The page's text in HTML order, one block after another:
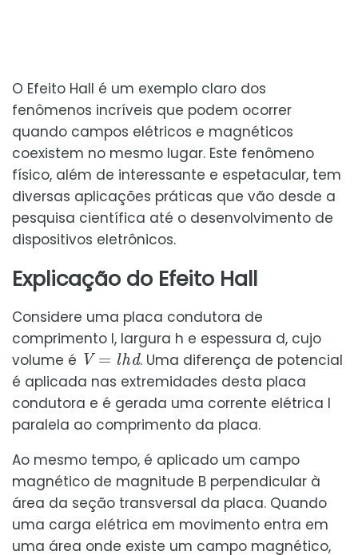
O Efeito Hall é um exemplo claro dos
fenômenos incríveis que podem ocorrer
quando campos elétricos e magnéticos
coexistem no mesmo lugar. Este fenômeno
físico, além de interessante e espetacular, tem
diversas aplicações práticas que vão desde a
pesquisa científica até o desenvolvimento de
dispositivos eletrônicos.
Explicação do Efeito Hall
Considere uma placa condutora de
comprimento l, largura h e espessura d, cujo
volume é
V=l hd
. Uma diferença de potencial
é aplicada nas extremidades desta placa
condutora e é gerada uma corrente elétrica I
paralela ao comprimento da placa.
Ao mesmo tempo, é aplicado um campo
magnético de magnitude B perpendicular à
área da seção transversal da placa. Quando
uma carga elétrica em movimento entra em
uma área onde existe um campo magnético,